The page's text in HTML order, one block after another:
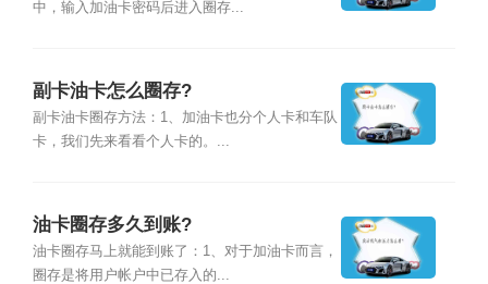
中，输入加油卡密码后进入圈存...
副卡油卡怎么圈存?
副卡油卡圈存方法：1、加油卡也分个人卡和车队
卡，我们先来看看个人卡的。...
油卡圈存多久到账?
油卡圈存马上就能到账了：1、对于加油卡而言，
圈存是将用户帐户中已存入的...